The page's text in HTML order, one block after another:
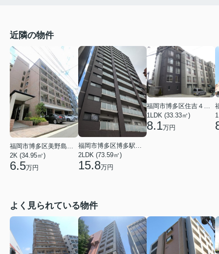
近隣の物件
2K (34.95㎡)
6.5万円
福岡市博多区博多駅南２丁目
2LDK (73.59㎡)
15.8万円
1LDK (33.33㎡)
8.1万円
よく見られている物件